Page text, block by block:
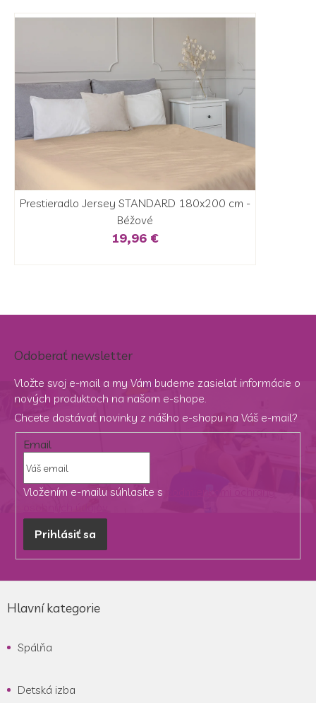
Prestieradlo Jersey STANDARD 180x200 cm -
Béžové
19,96 €
Odoberať newsletter
Vložte svoj e-mail a my Vám budeme zasielať informácie o
nových produktoch na našom e-shope.
Chcete dostávať novinky z nášho e-shopu na Váš e-mail?
Email
Vložením e-mailu súhlasíte s
Prihlásiť sa
Hlavní kategorie
Spálňa
Detská izba